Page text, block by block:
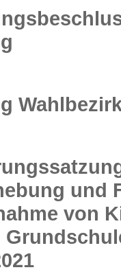
und
von